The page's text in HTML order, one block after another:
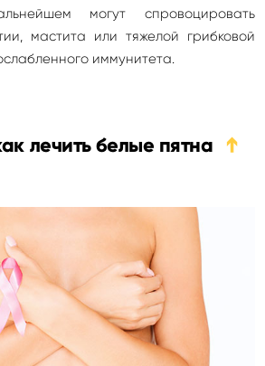
могут спровоцировать
мастита или тяжелой грибковой
иммунитета.
лечить белые пятна ➔